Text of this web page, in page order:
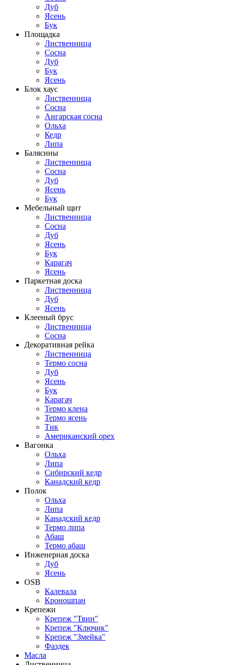
Дуб
Ясень
Бук
Площадка
Лиственница
Сосна
Дуб
Бук
Ясень
Блок хаус
Лиственница
Сосна
Ангарская сосна
Ольха
Кедр
Липа
Балясины
Лиственница
Сосна
Дуб
Ясень
Бук
Мебельный щит
Лиственница
Сосна
Дуб
Ясень
Бук
Карагач
Ясень
Паркетная доска
Лиственница
Дуб
Ясень
Клееный брус
Лиственница
Сосна
Декоративная рейка
Лиственница
Термо сосна
Дуб
Ясень
Бук
Карагач
Термо клена
Термо ясень
Тик
Американский орех
Вагонка
Ольха
Липа
Сибирский кедр
Канадский кедр
Полок
Ольха
Липа
Канадский кедр
Термо липа
Абаш
Термо абаш
Инженерная доска
Дуб
Ясень
OSB
Калевала
Кроношпан
Крепежи
Крепеж "Твин"
Крепеж "Ключик"
Крепеж "Змейка"
Фаздек
Масла